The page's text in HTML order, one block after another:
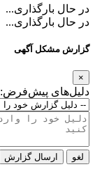
در حال بارگذاری...
در حال بارگذاری...
گزارش مشکل آگهی
×
دلیل‌های پیش‌فرض:
لغو ارسال گزارش